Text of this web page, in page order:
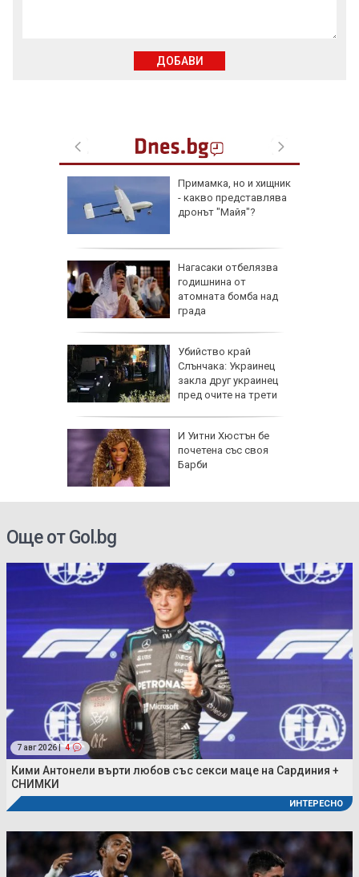
Примамка, но и хищник
- какво представлява
дронът "Майя"?
Нагасаки отбелязва
годишнина от
атомната бомба над
града
Убийство край
Слънчака: Украинец
закла друг украинец
пред очите на трети
И Уитни Хюстън бе
почетена със своя
Барби
ДОБАВИ
Още от Gol.bg
7 авг 2026 | 4
Кими Антонели върти любов със секси маце на Сардиния +
СНИМКИ
ИНТЕРЕСНО